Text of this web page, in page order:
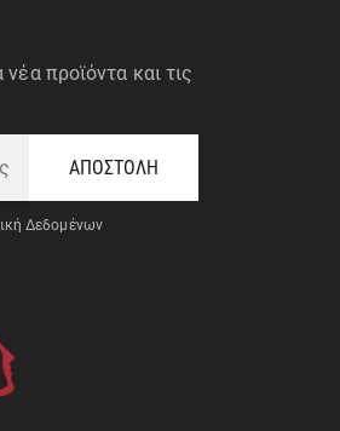
προϊόντα και τις
ΑΠΟΣΤΟΛΗ
Δεδομένων